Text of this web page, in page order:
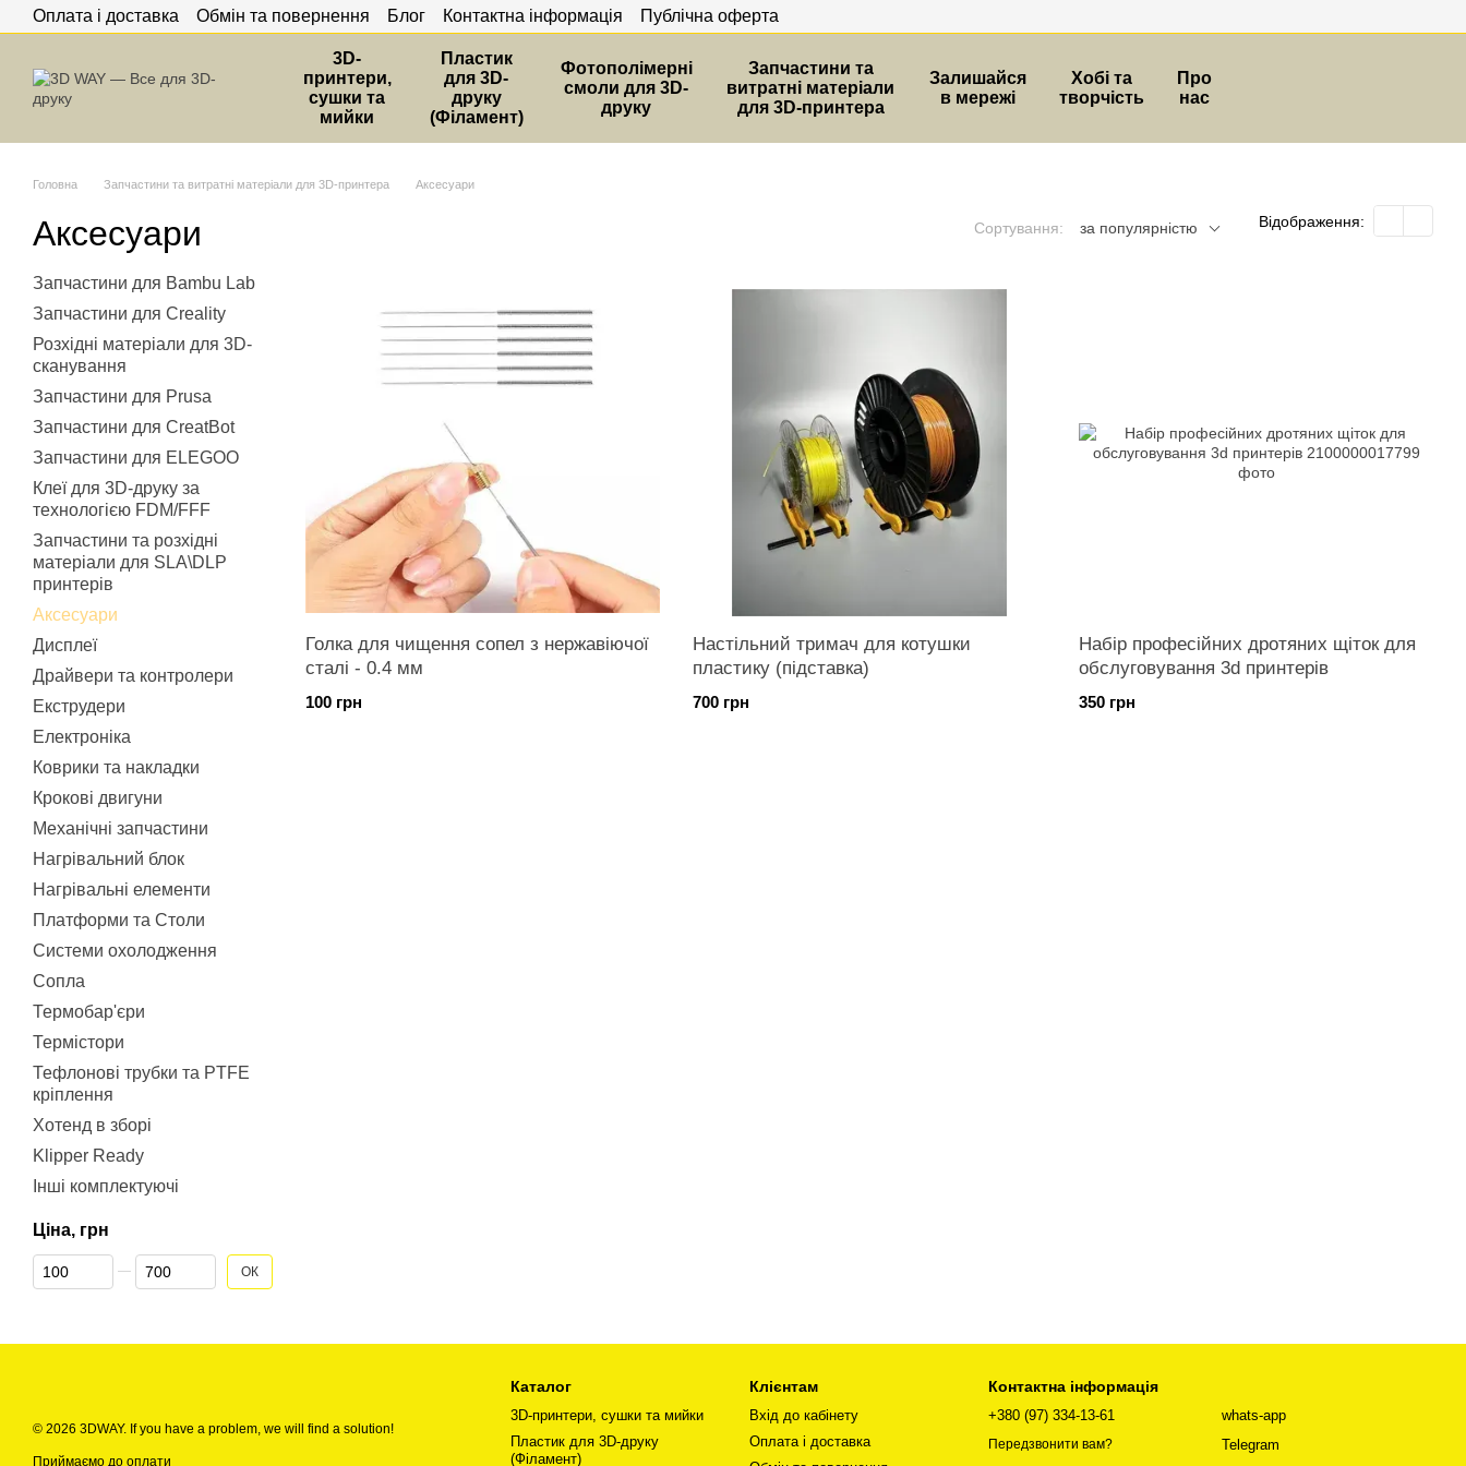
Перейти до основного контенту
Оплата і доставка Обмін та повернення Блог Контактна інформація Публічна оферта
3D-
принтери,
сушки та
мийки
Пластик
для 3D-
друку
(Філамент)
Фотополімерні
смоли для 3D-
друку
Запчастини та
витратні матеріали
для 3D-принтера
Залишайся
в мережі
Хобі та
творчість
Про
нас
Головна Запчастини та витратні матеріали для 3D-принтера Аксесуари
Аксесуари Сортування: за популярністю Відображення:
Голка для чищення сопел з нержавіючої
сталі - 0.4 мм
100 грн
Настільний тримач для котушки
пластику (підставка)
700 грн
Набір професійних дротяних щіток для
обслуговування 3d принтерів
350 грн
Запчастини для Bambu Lab
Запчастини для Creality
Розхідні матеріали для 3D-
сканування
Запчастини для Prusa
Запчастини для CreatBot
Запчастини для ELEGOO
Клеї для 3D-друку за
технологією FDM/FFF
Запчастини та розхідні
матеріали для SLA\DLP
принтерів
Аксесуари
Дисплеї
Драйвери та контролери
Екструдери
Електроніка
Коврики та накладки
Крокові двигуни
Механічні запчастини
Нагрівальний блок
Нагрівальні елементи
Платформи та Столи
Системи охолодження
Сопла
Термобар'єри
Термістори
Тефлонові трубки та PTFE
кріплення
Хотенд в зборі
Klipper Ready
Інші комплектуючі
Ціна, грн
Від Ціна, грн
До Ціна, грн ОК
© 2026 3DWAY. If you have a problem, we will find a solution!
Приймаємо до оплати
Каталог
3D-принтери, сушки та мийки
Пластик для 3D-друку
(Філамент)
Клієнтам
Вхід до кабінету
Оплата і доставка
Контактна інформація
+380 (97) 334-13-61
Передзвонити вам?
whats-app
Telegram